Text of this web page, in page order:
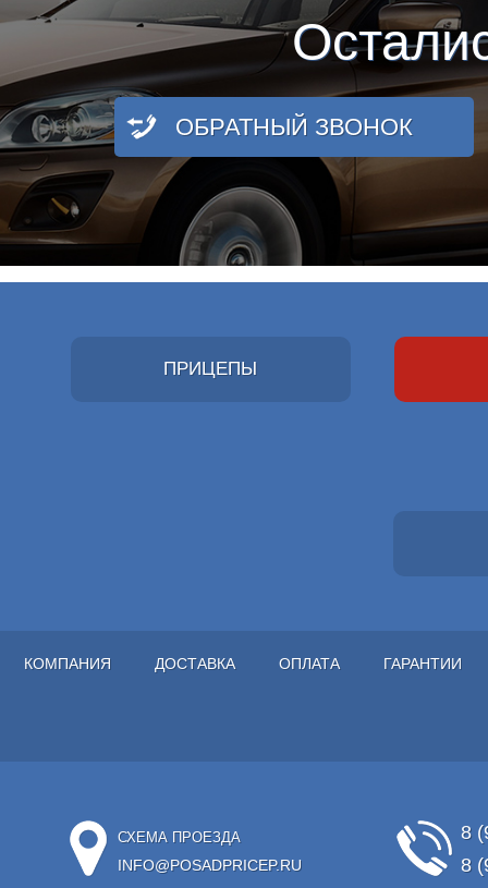
ОБРАТНЫЙ ЗВОНОК
ПРИЦЕПЫ
КОМПАНИЯ ДОСТАВКА ОПЛАТА ГАРАНТИИ
СХЕМА ПРОЕЗДА
INFO@POSADPRICEP.RU
8
8